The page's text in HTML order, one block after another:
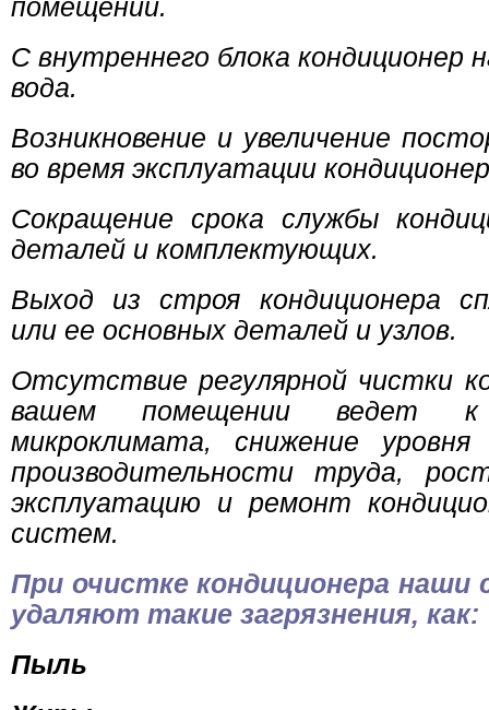
помещении.
С внутреннего блока кондиционер
вода.
Возникновение и увеличение
во время эксплуатации
Сокращение срока службы
деталей и комплектующих.
Выход из строя кондиционера
или ее основных деталей и узлов.
Отсутствие регулярной чистки
вашем помещении ведет к
микроклимата, снижение
производительности труда,
эксплуатацию и ремонт
систем.
При очистке кондиционера наши
удаляют такие загрязнения, как:
Пыль